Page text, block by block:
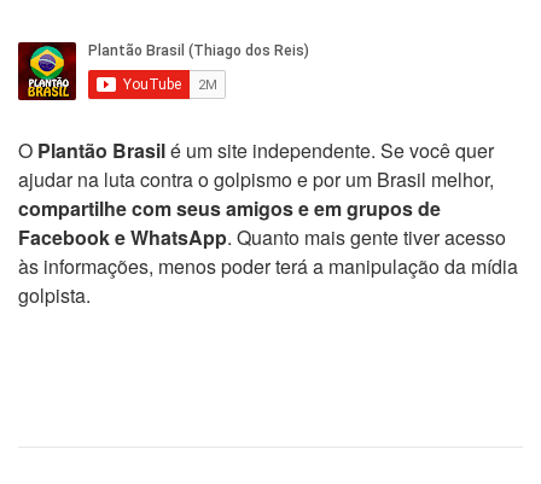
O Plantão Brasilé um site independente. Se você quer
ajudar na luta contra o golpismo e por um Brasil melhor,
compartilhe com seus amigos e em grupos de
Facebook e WhatsApp. Quanto mais gente tiver acesso
às informações, menos poder terá a manipulação da mídia
golpista.